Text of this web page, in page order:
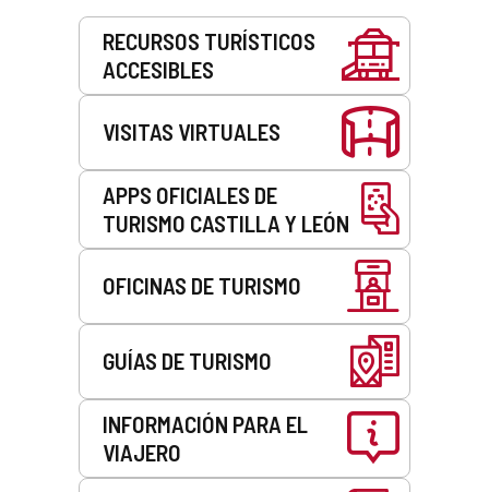
RECURSOS TURÍSTICOS
ACCESIBLES
VISITAS VIRTUALES
APPS OFICIALES DE
TURISMO CASTILLA Y LEÓN
OFICINAS DE TURISMO
GUÍAS DE TURISMO
INFORMACIÓN PARA EL
VIAJERO